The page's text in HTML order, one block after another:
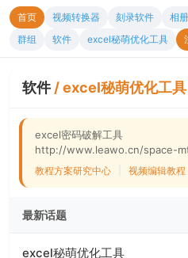
首页 视频转换器 刻录软件 相
群组
软件 excel秘萌优化工具
软件 /excel秘萌优化工具
excel密码破解工具
http://www.leawo.cn/space-
教程方案研究中心 视频编辑教程
最新话题
excel秘萌优化工具